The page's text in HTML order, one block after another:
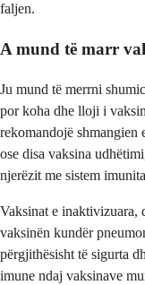
faljen.
A mund të marr
Ju mund të merrni
por koha dhe lloji i
rekomandojë shmangien
ose disa vaksina
njerëzit me sistem
Vaksinat e inaktivizuara,
vaksinën kundër
përgjithësisht të sigurta
imune ndaj vaksinave